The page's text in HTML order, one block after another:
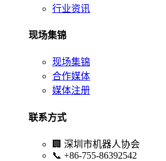
行业资讯
现场集锦
现场集锦
合作媒体
媒体注册
联系方式
🏢 深圳市机器人协会
📞 +86-755-86392542